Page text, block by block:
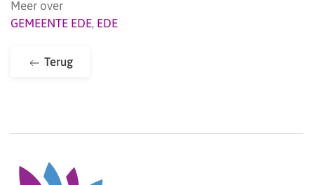
Meer over
GEMEENTE EDE, EDE
Terug